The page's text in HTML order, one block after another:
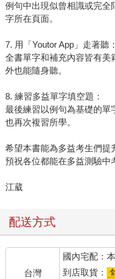
例句中出現似曾相識或完全
字所在頁面。
7. 用「Youtor App」走著聽：
全書單字和補充內容皆有美
外也能隨身聽。
8. 練習多益單字填空題：
最後練習以例句為基礎的單
也再次複習所學。
希望本書能為多益考生們提
預祝各位都能在多益測驗中
江葳
配送方式
台灣
國內宅配：
到店取貨：